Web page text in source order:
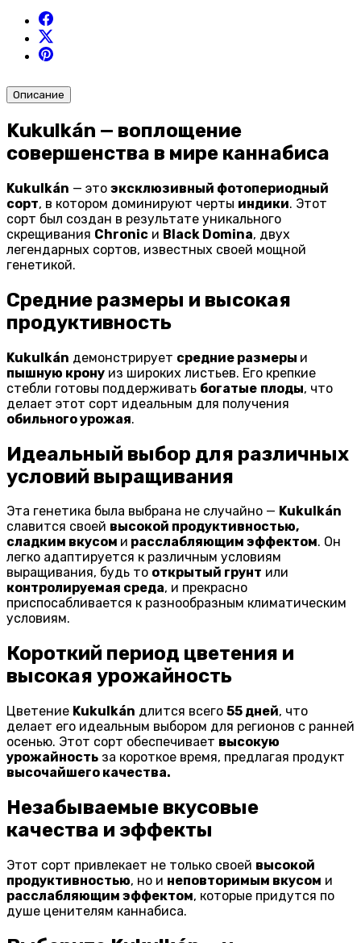
Описание
Kukulkán — воплощение
совершенства в мире каннабиса
Kukulkán — это эксклюзивный фотопериодный
сорт, в котором доминируют черты индики. Этот
сорт был создан в результате уникального
скрещивания Chronic и Black Domina, двух
легендарных сортов, известных своей мощной
генетикой.
Средние размеры и высокая
продуктивность
Kukulkán демонстрирует средние размеры и
пышную крону из широких листьев. Его крепкие
стебли готовы поддерживать богатые плоды, что
делает этот сорт идеальным для получения
обильного урожая.
Идеальный выбор для различных
условий выращивания
Эта генетика была выбрана не случайно — Kukulkán
славится своей высокой продуктивностью,
сладким вкусом и расслабляющим эффектом. Он
легко адаптируется к различным условиям
выращивания, будь то открытый грунт или
контролируемая среда, и прекрасно
приспосабливается к разнообразным климатическим
условиям.
Короткий период цветения и
высокая урожайность
Цветение Kukulkán длится всего 55 дней, что
делает его идеальным выбором для регионов с ранней
осенью. Этот сорт обеспечивает высокую
урожайность за короткое время, предлагая продукт
высочайшего качества.
Незабываемые вкусовые
качества и эффекты
Этот сорт привлекает не только своей высокой
продуктивностью, но и неповторимым вкусом и
расслабляющим эффектом, которые придутся по
душе ценителям каннабиса.